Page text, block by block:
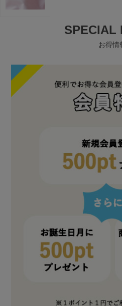
SPECIAL
お得情